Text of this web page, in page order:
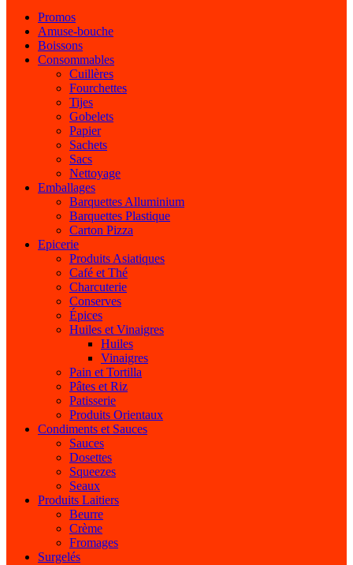
Promos
Amuse-bouche
Boissons
Consommables
Cuillères
Fourchettes
Tijes
Gobelets
Papier
Sachets
Sacs
Nettoyage
Emballages
Barquettes Alluminium
Barquettes Plastique
Carton Pizza
Epicerie
Produits Asiatiques
Café et Thé
Charcuterie
Conserves
Épices
Huiles et Vinaigres
Huiles
Vinaigres
Pain et Tortilla
Pâtes et Riz
Patisserie
Produits Orientaux
Condiments et Sauces
Sauces
Dosettes
Squeezes
Seaux
Produits Laitiers
Beurre
Crème
Fromages
Surgelés